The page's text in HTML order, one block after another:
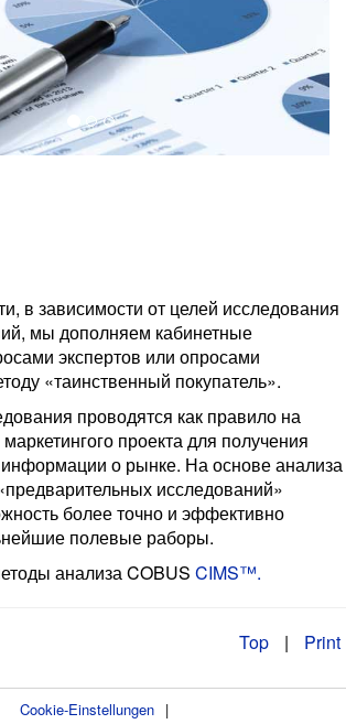
в зависимости от целей исследования
мы дополняем кабинетные
экспертов или опросами
«таинственный покупатель».
проводятся как правило на
проекта для получения
о рынке. На основе анализа
исследований»
более точно и эффективно
полевые раборы.
анализа COBUS CIMS™.
Top | Print
Cookie-Einstellungen
|